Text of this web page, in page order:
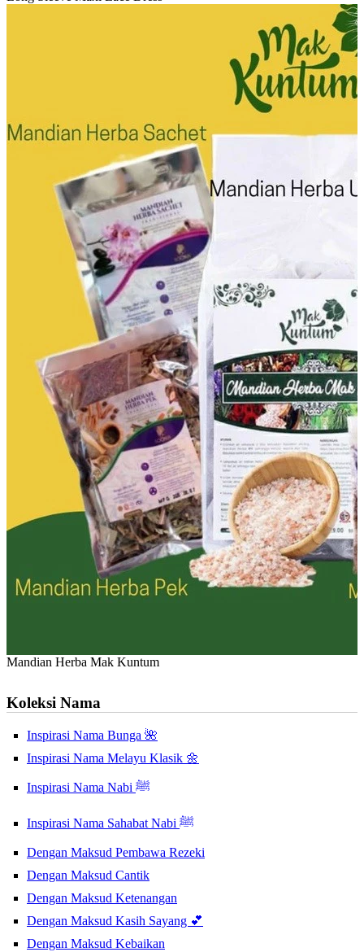
Mandian Herba Mak Kuntum
Koleksi Nama
Inspirasi Nama Bunga 🌺
Inspirasi Nama Melayu Klasik 🌼
Inspirasi Nama Nabi ﷺ
Inspirasi Nama Sahabat Nabi ﷺ
Dengan Maksud Pembawa Rezeki
Dengan Maksud Cantik
Dengan Maksud Ketenangan
Dengan Maksud Kasih Sayang 💕
Dengan Maksud Kebaikan